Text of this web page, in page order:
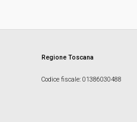
Regione Toscana
Codice fiscale: 01386030488